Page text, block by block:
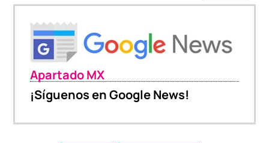
Apartado MX
¡Síguenos en Google News!